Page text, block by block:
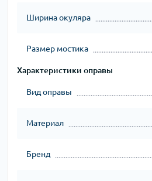
Ширина окуляра
Размер мостика
Характеристики оправы
Вид оправы
Материал
Бренд